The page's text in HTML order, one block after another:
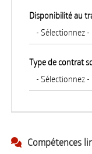
Disponibilité au
Type de contrat
Compétences